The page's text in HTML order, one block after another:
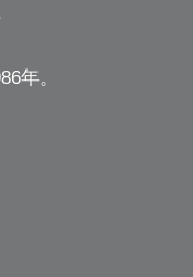
年。